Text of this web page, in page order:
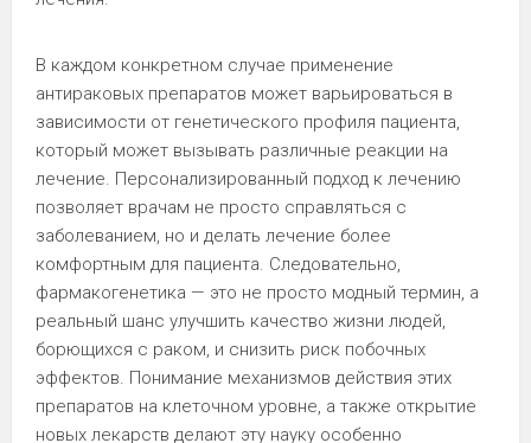
В каждом конкретном случае применение
антираковых препаратов может варьироваться в
зависимости от генетического профиля пациента,
который может вызывать различные реакции на
лечение. Персонализированный подход к лечению
позволяет врачам не просто справляться с
заболеванием, но и делать лечение более
комфортным для пациента. Следовательно,
фармакогенетика — это не просто модный термин, а
реальный шанс улучшить качество жизни людей,
борющихся с раком, и снизить риск побочных
эффектов. Понимание механизмов действия этих
препаратов на клеточном уровне, а также открытие
новых лекарств делают эту науку особенно